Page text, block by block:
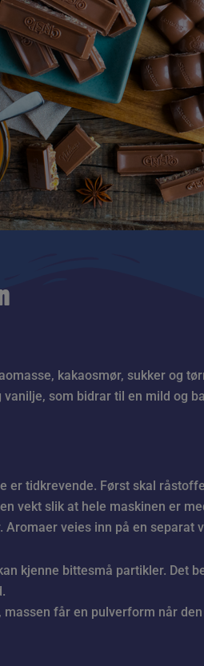
kakaosmør, sukker og
som bidrar til en mild og
er tidkrevende. Først skal
vekt slik at hele maskinen er
veies inn på en separat
kjenne bittesmå partikler. Det
får en pulverform når